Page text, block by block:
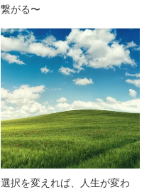
繋がる〜
選択を変えれば、人生が変わ